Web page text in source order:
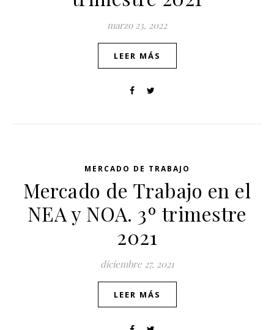
marzo 23, 2022
LEER MÁS
MERCADO DE TRABAJO
Mercado de Trabajo en el
NEA y NOA. 3º trimestre
2021
diciembre 27, 2021
LEER MÁS